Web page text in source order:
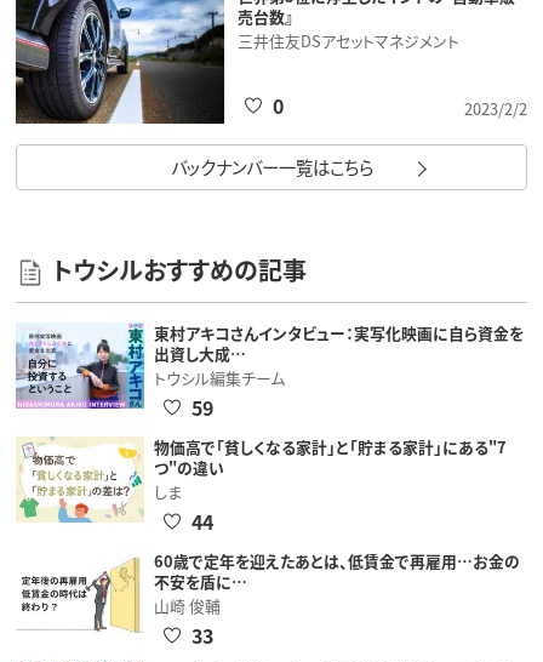
売台数』
三井住友DSアセットマネジメント
2023/2/2
0
バックナンバー一覧はこちら
トウシルおすすめの記事
東村アキコさんインタビュー：実写化映画に自ら資金を
出資し大成…
トウシル編集チーム
59
物価高で「貧しくなる家計」と「貯まる家計」にある"7
つ"の違い
しま
44
60歳で定年を迎えたあとは、低賃金で再雇用…お金の
不安を盾に…
山崎 俊輔
33